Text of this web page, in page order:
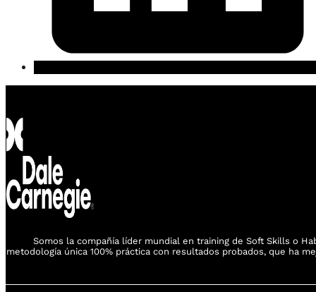
Somos la compañía líder mundial en training de Soft Skills o
metodología única 100% práctica con resultados probados, que ha